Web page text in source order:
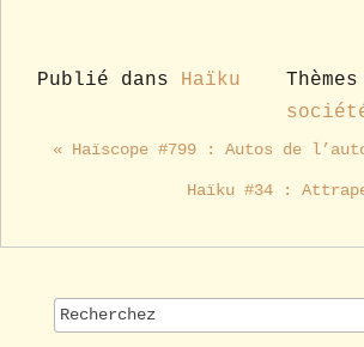
Publié dans Haïku Thèmes
« Haïscope #799 : Autos de
Haïku #34 :